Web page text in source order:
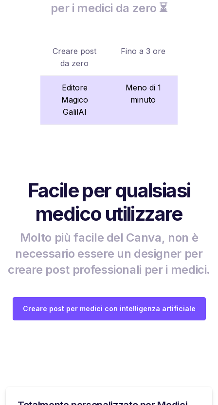
per i medici da zero ⏳
Creare post
da zero
Fino a 3 ore
Editore
Magico
GalilAI
Meno di 1
minuto
Facile per qualsiasi
medico utilizzare
Molto più facile del Canva, non è
necessario essere un designer per
creare post professionali per i medici.
Creare post per medici con intelligenza artificiale